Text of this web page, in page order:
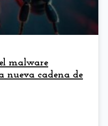
malware
nueva cadena de